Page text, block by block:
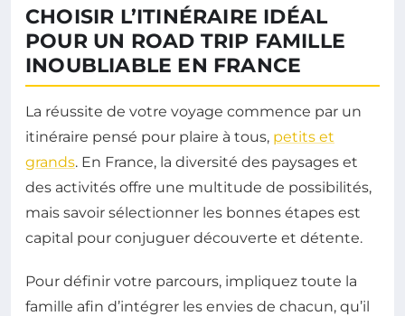
CHOISIR L’ITINÉRAIRE IDÉAL
POUR UN ROAD TRIP FAMILLE
INOUBLIABLE EN FRANCE
La réussite de votre voyage commence par un
itinéraire pensé pour plaire à tous, petits et
grands. En France, la diversité des paysages et
des activités offre une multitude de possibilités,
mais savoir sélectionner les bonnes étapes est
capital pour conjuguer découverte et détente.
Pour définir votre parcours, impliquez toute la
famille afin d’intégrer les envies de chacun, qu’il